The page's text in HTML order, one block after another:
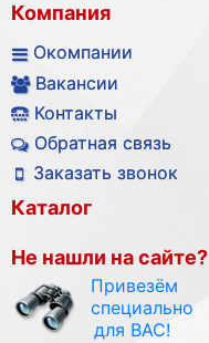
Компания
Окомпании
Вакансии
Контакты
Обратная связь
Заказать звонок
Каталог
Не нашли на сайте?
Привезём
специально
для ВАС!